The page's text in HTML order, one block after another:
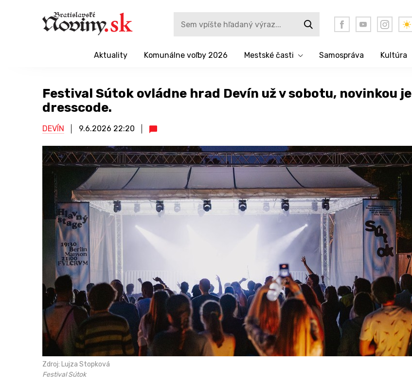
Aktuality Komunálne voľby 2026 Mestské časti Samospráva Kultúra
Festival Sútok ovládne hrad Devín už v sobotu, novinkou je
dresscode.
DEVÍN 9.6.2026 22:20
Zdroj: Lujza Stopková
Festival Sútok